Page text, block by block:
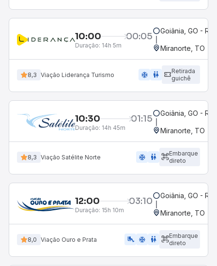
10:00 00:05
Duração: 14h 5m
Goiânia, GO -
Miranorte, TO
8,3 Viação Liderança Turismo ac_unit wc
Retirada
guichê
10:30 01:15
Duração: 14h 45m
Goiânia, GO -
Miranorte, TO
8,3 Viação Satélite Norte ac_unit wc
Embarque
direto
12:00 03:10
Duração: 15h 10m
Goiânia, GO -
Miranorte, TO
8,0 Viação Ouro e Prata airline_seat_legroom_extra ac_unit WC
Embarque
direto